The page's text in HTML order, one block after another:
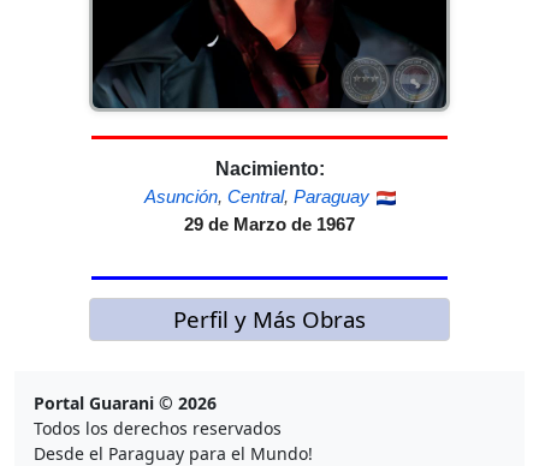
Nacimiento:
Asunción, Central, Paraguay
29 de Marzo de 1967
Perfil y Más Obras
Portal Guarani © 2026
Todos los derechos reservados
Desde el Paraguay para el Mundo!